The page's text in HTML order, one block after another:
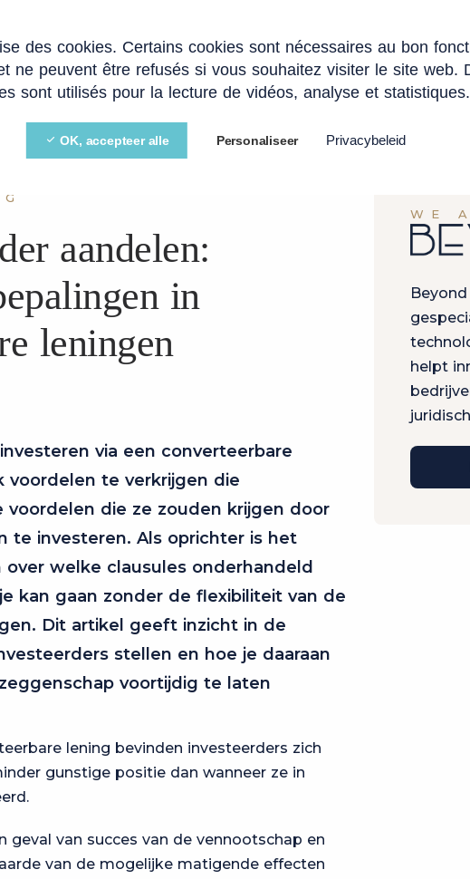
STARTUPS EN SCALEUPS BLOG
LENING
aandelen:
in
leningen
via een converteerbare
voordelen te verkrijgen die
voordelen die ze zouden krijgen door
te investeren. Als oprichter is het
welke clausules onderhandeld
kan gaan zonder de flexibiliteit van de
Dit artikel geeft inzicht in de
stellen en hoe je daaraan
voortijdig te laten
lening bevinden investeerders zich
gunstige positie dan wanneer ze in
geval van succes van de vennootschap en
van de mogelijke matigende effecten
WE
helpt
des cookies. Certains cookies sont nécessaires au bon
ne peuvent être refusés si vous souhaitez visiter le site web.
sont utilisés pour la lecture de vidéos, analyse et statistiques.
OK, accepteer alle Personaliseer Privacybeleid